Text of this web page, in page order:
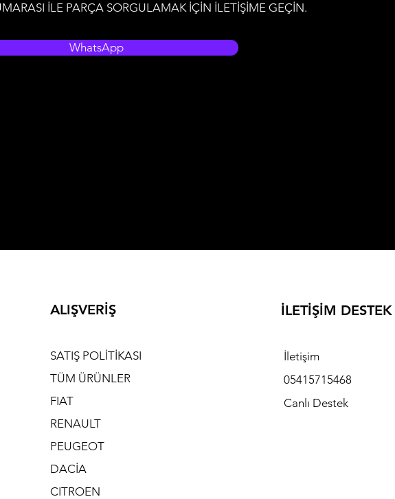
İLE PARÇA SORGULAMAK İÇİN İLETİŞİME GEÇİN.
WhatsApp
ALIŞVERİŞ
SATIŞ POLİTİKASI
TÜM ÜRÜNLER
FIAT
RENAULT
PEUGEOT
DACİA
CITROEN
İLETİŞİM
İletişim
05415715468
Canlı Destek